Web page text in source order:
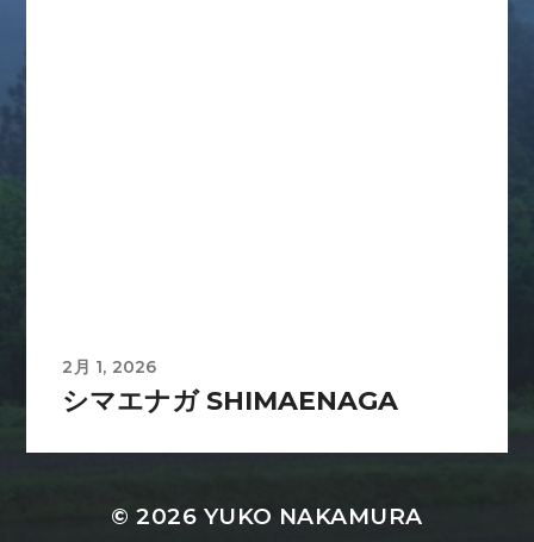
2月 1, 2026
シマエナガ SHIMAENAGA
© 2026 YUKO NAKAMURA